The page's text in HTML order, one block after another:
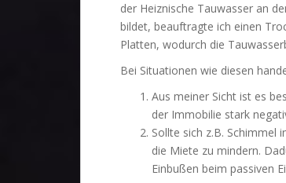
der Heiznische Tauwasser an
bildet, beauftragte ich einen
Platten, wodurch die
Bei Situationen wie diesen
Aus meiner Sicht ist es
der Immobilie stark
Sollte sich z.B. Schimmel
die Miete zu mindern.
Einbußen beim passiven